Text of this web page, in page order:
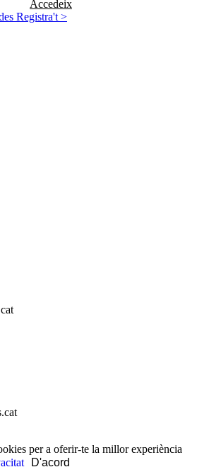
Accedeix
Registra't >
per a oferir-te la millor experiència
D'acord